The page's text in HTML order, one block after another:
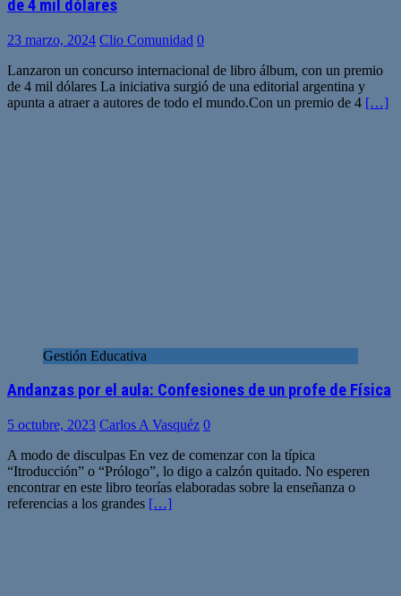
de 4 mil dólares
23 marzo, 2024 Clio Comunidad 0
Lanzaron un concurso internacional de libro álbum, con un premio
de 4 mil dólares La iniciativa surgió de una editorial argentina y
apunta a atraer a autores de todo el mundo.Con un premio de 4 […]
Gestión Educativa
Andanzas por el aula: Confesiones de un profe de Física
5 octubre, 2023 Carlos A Vasquéz 0
A modo de disculpas En vez de comenzar con la típica
“Itroducción” o “Prólogo”, lo digo a calzón quitado. No esperen
encontrar en este libro teorías elaboradas sobre la enseñanza o
referencias a los grandes […]